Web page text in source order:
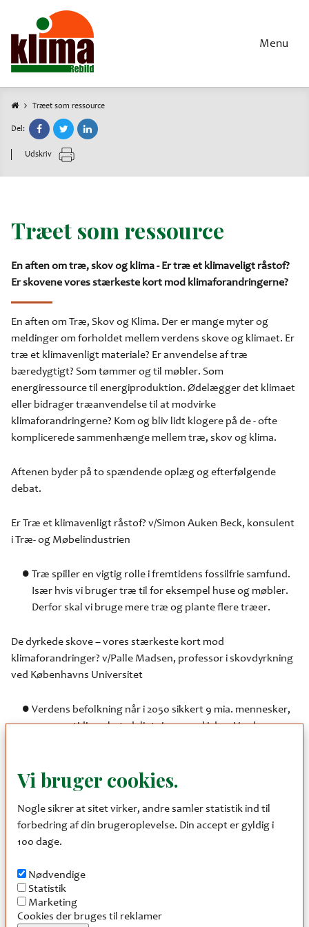
hovedindhold
Menu
Brødkrumme
Træet som ressource
Del:
Udskriv
Træet som ressource
En aften om træ, skov og klima - Er træ et klimaveligt råstof?
Er skovene vores stærkeste kort mod klimaforandringerne?
En aften om Træ, Skov og Klima. Der er mange myter og
meldinger om forholdet mellem verdens skove og klimaet. Er
træ et klimavenligt materiale? Er anvendelse af træ
bæredygtigt? Som tømmer og til møbler. Som
energiressource til energiproduktion. Ødelægger det klimaet
eller bidrager træanvendelse til at modvirke
klimaforandringerne? Kom og bliv lidt klogere på de - ofte
komplicerede sammenhænge mellem træ, skov og klima.
Aftenen byder på to spændende oplæg og efterfølgende
debat.
Er Træ et klimavenligt råstof? v/Simon Auken Beck, konsulent
i Træ- og Møbelindustrien
Træ spiller en vigtig rolle i fremtidens fossilfrie samfund.
Især hvis vi bruger træ til for eksempel huse og møbler.
Derfor skal vi bruge mere træ og plante flere træer.
De dyrkede skove – vores stærkeste kort mod
klimaforandringer? v/Palle Madsen, professor i skovdyrkning
ved Københavns Universitet
Verdens befolkning når i 2050 sikkert 9 mia. mennesker,
som samtidig er betydeligt rigere end i dag. Verdens
verdens forbrug af industritræ fra kun 7% af verdens
skovareal. Træ er en fornybar ressource, som ligesom
strøm fra vindmøller og solpaneler bidrager til, at vi kan
vriste os fri af fossil energi. Danske skove falder indenfor
kategorien af dyrkede skove. Hvordan får vi enderne til at
friluftsliv? Ingen kan med sikkerhed sige det, men lad os
forsøge at få overblik over nogle af de behov og
problemer, som vi må tilfredsstille og søge løsninger på.
Vi bruger cookies.
Nogle sikrer at sitet virker, andre samler statistik ind til
forbedring af din brugeroplevelse. Din accept er gyldig i
100 dage.
Nødvendige
Statistik
Marketing
Cookies der bruges til reklamer